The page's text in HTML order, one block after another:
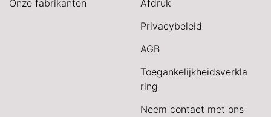
Onze fabrikanten
Afdruk
Privacybeleid
AGB
Toegankelijkheidsverkla
ring
Neem contact met ons